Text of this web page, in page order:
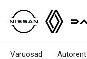
Varuosad Autorent